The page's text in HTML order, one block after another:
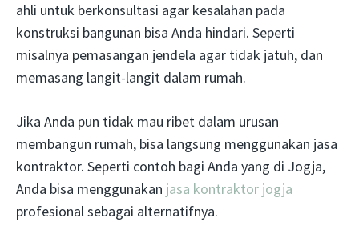
ahli untuk berkonsultasi agar kesalahan pada
konstruksi bangunan bisa Anda hindari. Seperti
misalnya pemasangan jendela agar tidak jatuh, dan
memasang langit-langit dalam rumah.
Jika Anda pun tidak mau ribet dalam urusan
membangun rumah, bisa langsung menggunakan jasa
kontraktor. Seperti contoh bagi Anda yang di Jogja,
Anda bisa menggunakan jasa kontraktor jogja
profesional sebagai alternatifnya.